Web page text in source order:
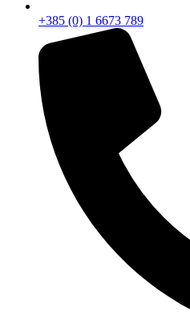
+385 (0) 1 6673 789